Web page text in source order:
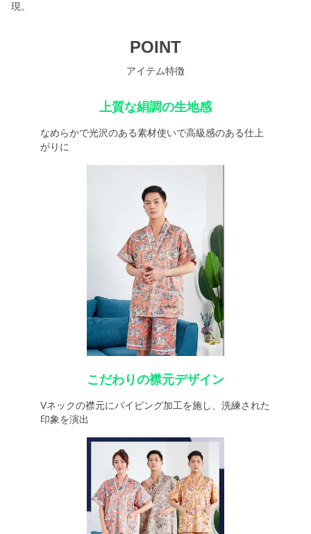
現。
POINT
アイテム特徴
上質な絹調の生地感
なめらかで光沢のある素材使いで高級感のある仕上
がりに
こだわりの襟元デザイン
Vネックの襟元にパイピング加工を施し、洗練された
印象を演出